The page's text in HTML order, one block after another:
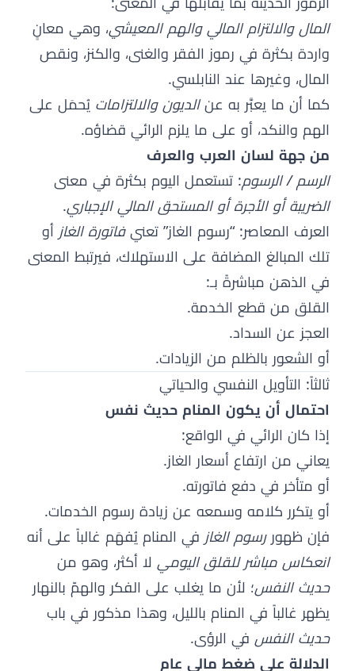
المال والالتزام المالي والهم المعيشي، وهي معانٍ
واردة بكثرة في رموز الفقر والغنى، والكنز، ونقص
المال، وغيرها عند النابلسي.
كما أن ما يعبَّر به عنالديون والالتزامات يُحمَل على
الهم والنكد، أو على ما يلزم الرائي قضاؤه.
من جهة لسان العرب والعرف
الرسم / الرسوم: تستعمل اليوم بكثرة في معنى
الضريبة أو الأجرة أو المستحق المالي الإجباري.
العرف المعاصر: “رسوم الغاز” تعنيفاتورة الغازأو
تلك المبالغ المضافة على الاستهلاك، فيرتبط المعنى
في الذهن مباشرةً بـ:
القلق من قطع الخدمة.
العجز عن السداد.
أو الشعور بالظلم من الزيادات.
ثالثاً: التأويل النفسي والحياتي
احتمال أن يكون المنام حديث نفس
إذا كان الرائي في الواقع:
يعاني من ارتفاع أسعار الغاز.
أو متأخر في دفع فاتورته.
أو يتكرر كلامه وسمعه عن زيادة رسوم الخدمات.
فإن ظهوررسوم الغازفي المنام يُفهَم غالباً على أنه
انعكاس مباشر للقلق اليومي لا أكثر، وهو من
حديث النفس؛ لأن ما يغلب على الفكر والهمّ بالنهار
يظهر غالباً في المنام بالليل، وهذا مذكور في باب
حديث النفس في الرؤى.
الدلالة على ضغط مالي عام